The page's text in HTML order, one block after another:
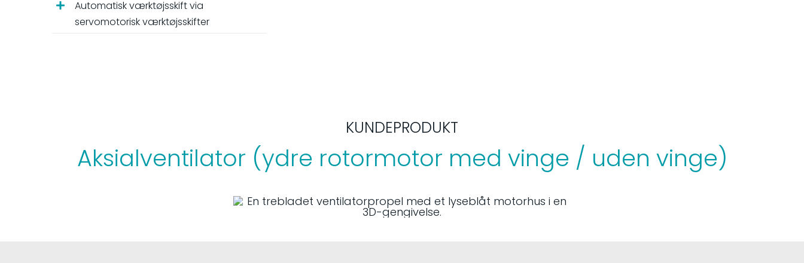
Automatisk værktøjsskift via
servomotorisk værktøjsskifter
KUNDEPRODUKT
Aksialventilator (ydre rotormotor med vinge / uden vinge)